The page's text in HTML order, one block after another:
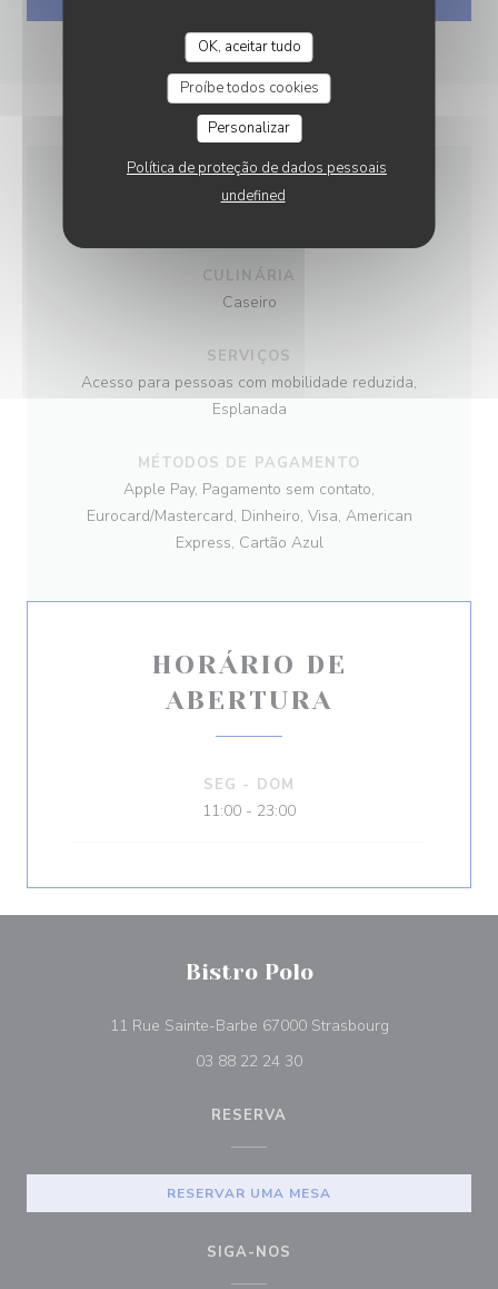
OK, aceitar tudo
Proíbe todos cookies
Personalizar
Política de proteção de dados pessoais
undefined
INFORMAÇÕES GERAIS
CULINÁRIA
Caseiro
SERVIÇOS
Acesso para pessoas com mobilidade reduzida,
Esplanada
MÉTODOS DE PAGAMENTO
Apple Pay, Pagamento sem contato,
Eurocard/Mastercard, Dinheiro, Visa, American
Express, Cartão Azul
HORÁRIO DE
ABERTURA
SEG - DOM
11:00 - 23:00
Bistro Polo
11 Rue Sainte-Barbe 67000 Strasbourg((abre numa
03 88 22 24 30
RESERVA
RESERVAR UMA MESA
SIGA-NOS